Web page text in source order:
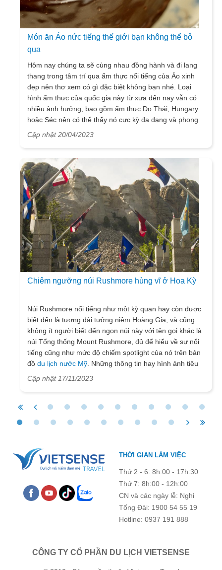
Món ăn Áo nức tiếng thế giới bạn không thể bỏ
qua
Hôm nay chúng ta sẽ cùng nhau đồng hành và đi lang
thang trong tâm trí qua ẩm thực nổi tiếng của Áo xinh
đẹp nên thơ xem có gì đặc biệt không bạn nhé. Loại
hình ẩm thực của quốc gia này từ xưa đến nay vẫn có
nhiều ảnh hưởng, bao gồm ẩm thực Do Thái, Hungary
hoặc Séc nên có thể thấy nó cực kỳ đa dạng và phong
phú. Không thể không nói đây chính là một nền ẩm thực
phú và cả các loại bánh của thơm đã làm nên sự thành
công của các món ăn Áo. Vietsense travel tiếp theo đây
sẽ đưa các bạn đi tìm hiểu một số món ăn đặc trưng
của ẩm thực Áo nổi tiếng, song song với đó chúng ta có
thể hiểu thêm về một loại hình ẩm thực cung cấp cho
chúng ta những món ăn ngon đầy hương vị khi đặt chân
đến quốc gia này du lịch. Không chỉ là món ăn đó còn là
những yếu tố văn hóa đặc biệt, là lịch sử mà đất nước
và con người tại đây luôn tự hào mang ra giới thiệu với
bạn bè quốc tế.
Cập nhật 20/04/2023
Chiêm ngưỡng núi Rushmore hùng vĩ ở Hoa Kỳ
Núi Rushmore nổi tiếng như một kỳ quan hay còn được
biết đến là tượng đài tưởng niệm Hoàng Gia, và cũng
không ít người biết đến ngọn núi này với tên gọi khác là
núi Tổng thống Mount Rushmore, đủ để hiểu về sự nổi
tiếng cũng như mức độ chiếm spotlight của nó trên bản
đồ du lịch nước Mỹ . Những thông tin hay hình ảnh tiêu
biểu về núi Rushmore xuất hiện ở khắp mọi nơi và bạn
Cập nhật 17/11/2023
THỜI GIAN LÀM VIỆC
Thứ 2 - 6: 8h:00 - 17h:30
Thứ 7: 8h:00 - 12h:00
CN và các ngày lễ: Nghỉ
Tổng Đài: 1900 54 55 19
Hotline: 0937 191 888
CÔNG TY CỔ PHẦN DU LỊCH VIETSENSE